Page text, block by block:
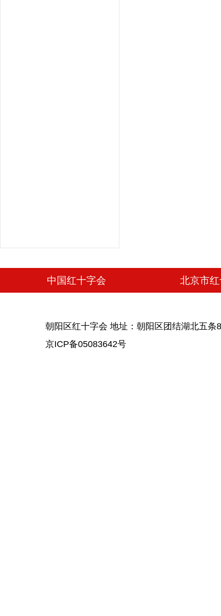
中国红十字会 北京市
朝阳区红十字会 地址：朝阳区团结湖北五
京ICP备05083642号